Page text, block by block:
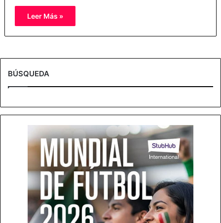
Leer Más »
BÚSQUEDA